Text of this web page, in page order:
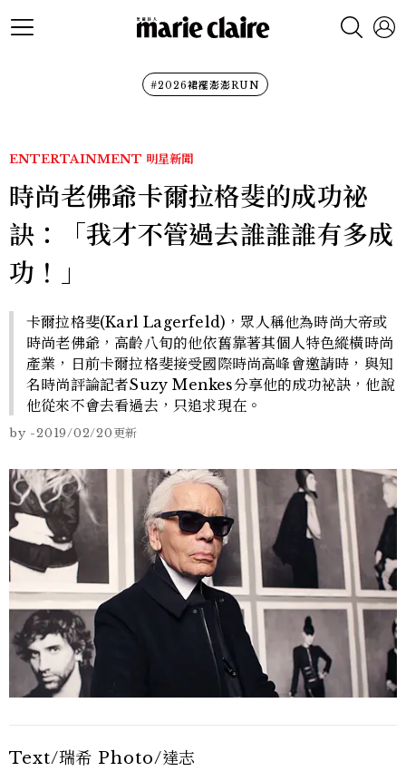
#2026裙襬澎澎RUN
ENTERTAINMENT 明星新聞
時尚老佛爺卡爾拉格斐的成功祕
訣：「我才不管過去誰誰誰有多成
功！」
卡爾拉格斐(Karl Lagerfeld)，眾人稱他為時尚大帝或
時尚老佛爺，高齡八旬的他依舊靠著其個人特色縱橫時尚
產業，日前卡爾拉格斐接受國際時尚高峰會邀請時，與知
名時尚評論記者Suzy Menkes分享他的成功祕訣，他說
他從來不會去看過去，只追求現在。
by -2019/02/20更新
Text/瑞希 Photo/達志